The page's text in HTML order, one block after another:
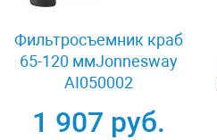
Фильтросъемник краб
65-120 ммJonnesway
AI050002
1 907 руб.